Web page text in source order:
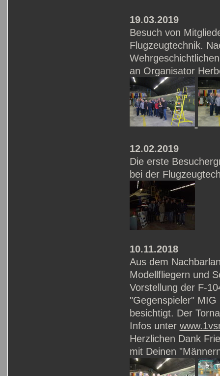
19.03.2019
Besuch von
Flugzeugtechnik.
an Organisator
12.02.2019
Die erste
bei der
10.11.2018
Aus dem
Modellfliegern und
Vorstellung der F-
"Gegenspieler"
besichtigt. Der
Infos unter
Herzlichen Dank
mit Deinen